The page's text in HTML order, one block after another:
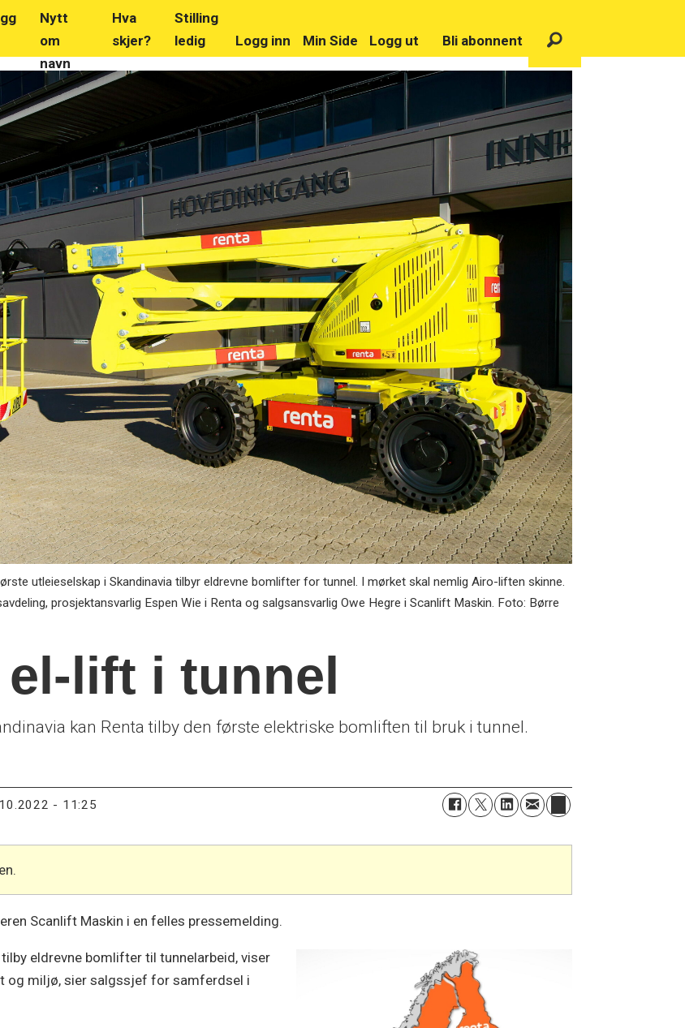
Nytt
om
navn
Hva
skjer?
Stilling
ledig
Logg inn Min Side Logg ut Bli abonnent
utleieselskap i Skandinavia tilbyr eldrevne bomlifter for tunnel. I mørket skal nemlig Airo-liften skinne.
prosjektansvarlig Espen Wie i Renta og salgsansvarlig Owe Hegre i Scanlift Maskin. Foto: Børre
lift i tunnel
kan Renta tilby den første elektriske bomliften til bruk i tunnel.
- 11:25
Scanlift Maskin i en felles pressemelding.
eldrevne bomlifter til tunnelarbeid, viser
og miljø, sier salgssjef for samferdsel i